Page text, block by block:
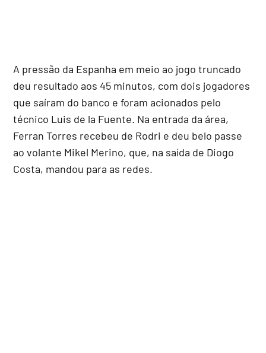
A pressão da Espanha em meio ao jogo truncado
deu resultado aos 45 minutos, com dois jogadores
que saíram do banco e foram acionados pelo
técnico Luis de la Fuente. Na entrada da área,
Ferran Torres recebeu de Rodri e deu belo passe
ao volante Mikel Merino, que, na saída de Diogo
Costa, mandou para as redes.